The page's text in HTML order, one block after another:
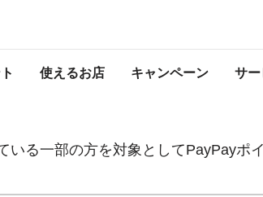
使えるお店 キャンペーン サ
PayPayからのお知らせ
いる一部の方を対象としてPayPayポイ